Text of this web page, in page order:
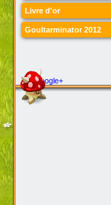
Livre d'or
Goultarminator 2012
Google+